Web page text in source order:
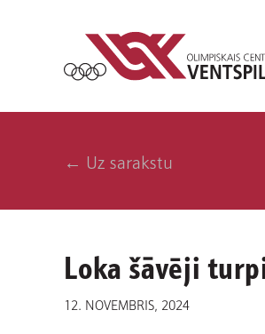
← Uz sarakstu
Loka šāvēji
12. NOVEMBRIS, 2024